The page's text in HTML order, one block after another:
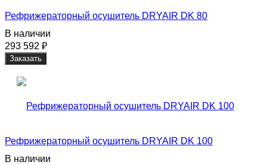
Рефрижераторный осушитель DRYAIR DK 80
В наличии
293 592 ₽
Заказать
Рефрижераторный осушитель DRYAIR DK 100
В наличии